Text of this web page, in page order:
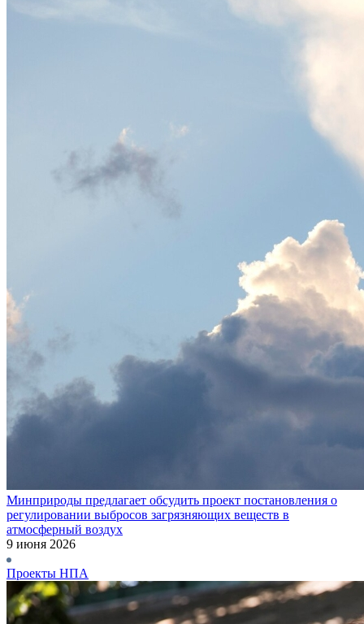
Минприроды предлагает обсудить проект постановления о
регулировании выбросов загрязняющих веществ в
атмосферный воздух
9 июня 2026
Проекты НПА